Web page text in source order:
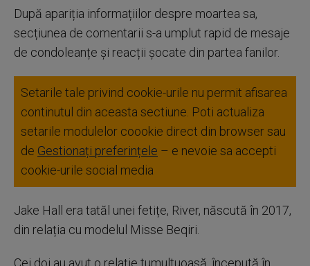
După apariția informațiilor despre moartea sa,
secțiunea de comentarii s-a umplut rapid de mesaje
de condoleanțe și reacții șocate din partea fanilor.
Setarile tale privind cookie-urile nu permit afisarea
continutul din aceasta sectiune. Poti actualiza
setarile modulelor coookie direct din browser sau
de Gestionați preferințele – e nevoie sa accepti
cookie-urile social media
Jake Hall era tatăl unei fetițe, River, născută în 2017,
din relația cu modelul Misse Beqiri.
Cei doi au avut o relație tumultuoasă, începută în